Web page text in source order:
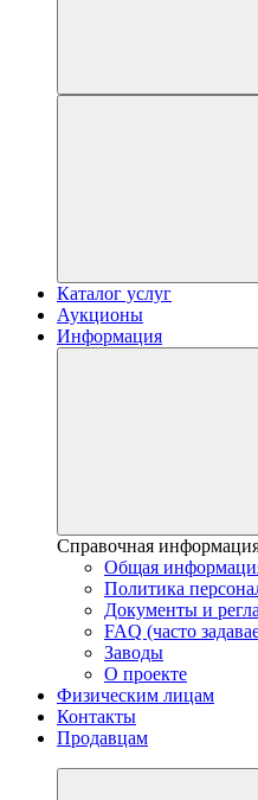
Каталог услуг
Аукционы
Информация
Справочная
Общая
Политика
Документы и
FAQ (часто
Заводы
О проекте
Физическим лицам
Контакты
Продавцам